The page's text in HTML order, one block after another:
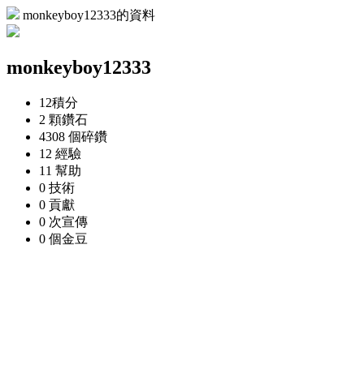
monkeyboy12333的資料
monkeyboy12333
12積分
2 顆鑽石
4308 個碎鑽
12 經驗
11 幫助
0 技術
0 貢獻
0 次宣傳
0 個金豆